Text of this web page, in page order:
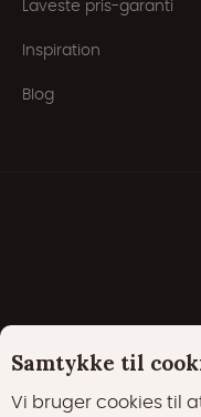
Laveste pris-garanti
Inspiration
Blog
Erklæring om
Samtykke til
Vi bruger cookies til